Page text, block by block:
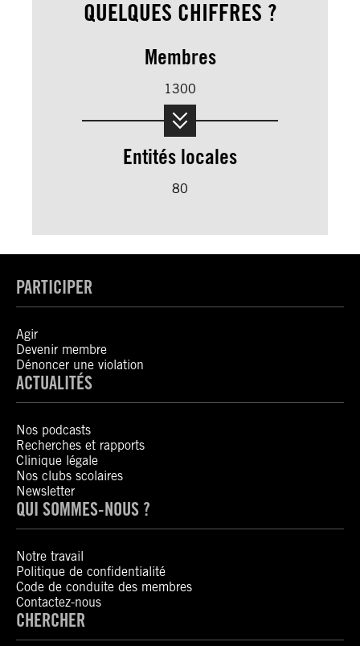
QUELQUES CHIFFRES ?
Membres
1300
Entités locales
80
PARTICIPER
Agir
Devenir membre
Dénoncer une violation
ACTUALITÉS
Nos podcasts
Recherches et rapports
Clinique légale
Nos clubs scolaires
Newsletter
QUI SOMMES-NOUS ?
Notre travail
Politique de confidentialité
Code de conduite des membres
Contactez-nous
CHERCHER